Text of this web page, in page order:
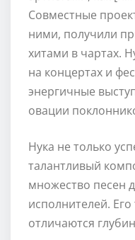
Совместные
ними, получили
хитами в чартах.
на концертах и
энергичные
овации
Нука не только
талантливый
множество песен
исполнителей.
отличаются